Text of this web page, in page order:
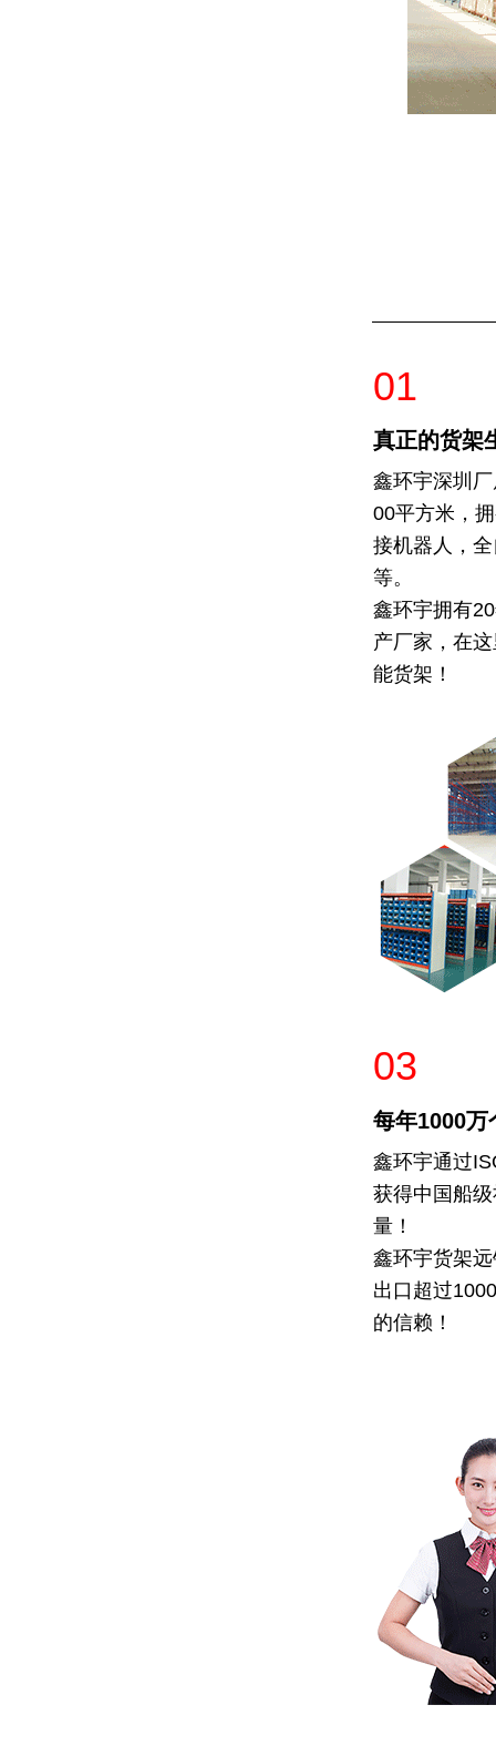
01
真正的货架
鑫环宇深圳
00平方米，
接机器人，
等。
鑫环宇拥有
产厂家，在
能货架！
03
每年1000万
鑫环宇通过
获得中国船
量！
鑫环宇货架
出口超过
的信赖！